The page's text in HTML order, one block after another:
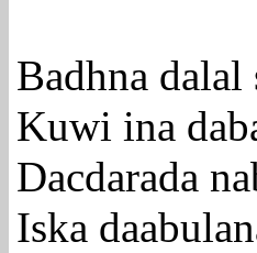
Badhna
Kuwi ina
Dacdarada
Iska